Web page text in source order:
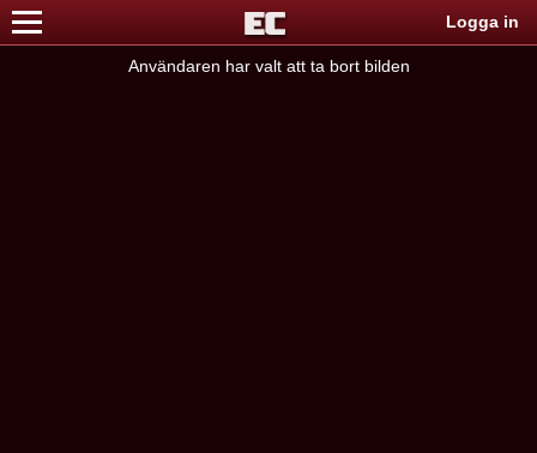
Logga in
Användaren har valt att ta bort bilden